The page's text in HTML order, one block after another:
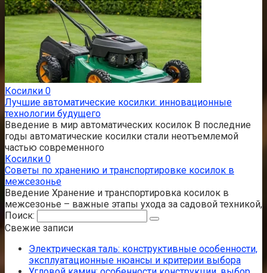
Косилки 0
Лучшие автоматические косилки: инновационные
технологии будущего
Введение в мир автоматических косилок В последние
годы автоматические косилки стали неотъемлемой
частью современного
Косилки 0
Советы по хранению и транспортировке косилок в
межсезонье
Введение Хранение и транспортировка косилок в
межсезонье – важные этапы ухода за садовой техникой,
Поиск:
Свежие записи
Электрическая таль: конструктивные особенности,
эксплуатационные нюансы и критерии выбора